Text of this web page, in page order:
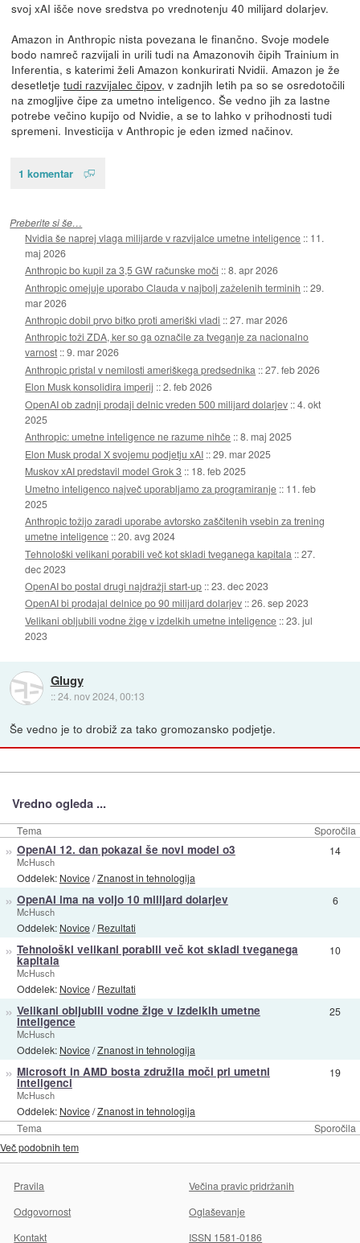
svoj xAI išče nove sredstva po vrednotenju 40 milijard dolarjev.
Amazon in Anthropic nista povezana le finančno. Svoje modele
bodo namreč razvijali in urili tudi na Amazonovih čipih Trainium in
Inferentia, s katerimi želi Amazon konkurirati Nvidii. Amazon je že
desetletje tudi razvijalec čipov, v zadnjih letih pa so se osredotočili
na zmogljive čipe za umetno inteligenco. Še vedno jih za lastne
potrebe večino kupijo od Nvidie, a se to lahko v prihodnosti tudi
spremeni. Investicija v Anthropic je eden izmed načinov.
1 komentar
Preberite si še…
Nvidia še naprej vlaga milijarde v razvijalce umetne inteligence :: 11.
maj 2026
Anthropic bo kupil za 3,5 GW računske moči ::8. apr 2026
Anthropic omejuje uporabo Clauda v najbolj zaželenih terminih ::29.
mar 2026
Anthropic dobil prvo bitko proti ameriški vladi ::27. mar 2026
Anthropic toži ZDA, ker so ga označile za tveganje za nacionalno
varnost ::9. mar 2026
Anthropic pristal v nemilosti ameriškega predsednika ::27. feb 2026
Elon Musk konsolidira imperij ::2. feb 2026
OpenAI ob zadnji prodaji delnic vreden 500 milijard dolarjev ::4. okt
2025
Anthropic: umetne inteligence ne razume nihče ::8. maj 2025
Elon Musk prodal X svojemu podjetju xAI ::29. mar 2025
Muskov xAI predstavil model Grok 3 :: 18. feb 2025
Umetno inteligenco največ uporabljamo za programiranje :: 11. feb
2025
Anthropic tožijo zaradi uporabe avtorsko zaščitenih vsebin za trening
umetne inteligence ::20. avg 2024
Tehnološki velikani porabili več kot skladi tveganega kapitala ::27.
dec 2023
OpenAI bo postal drugi najdražji start-up ::23. dec 2023
OpenAI bi prodajal delnice po 90 milijard dolarjev ::26. sep 2023
Velikani obljubili vodne žige v izdelkih umetne inteligence ::23. jul
2023
Glugy
::24. nov 2024, 00:13
Še vedno je to drobiž za tako gromozansko podjetje.
Vredno ogleda ...
Tema Sporočila
Tema Sporočila
» OpenAI 12. dan pokazal še novi model o3
McHusch
Oddelek: Novice/Znanost in tehnologija
14
» OpenAI ima na voljo 10 milijard dolarjev
McHusch
Oddelek: Novice/Rezultati
6
» Tehnološki velikani porabili več kot skladi tveganega
kapitala
McHusch
Oddelek: Novice/Rezultati
10
» Velikani obljubili vodne žige v izdelkih umetne
inteligence
McHusch
Oddelek: Novice/Znanost in tehnologija
25
» Microsoft in AMD bosta združila moči pri umetni
inteligenci
McHusch
Oddelek: Novice/Znanost in tehnologija
19
Več podobnih tem
Pravila
Večina pravic pridržanih
Odgovornost
Oglaševanje
Kontakt
ISSN 1581-0186